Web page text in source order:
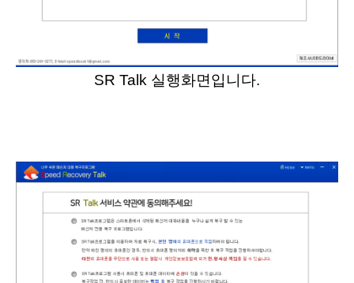
SR Talk 실행화면입니다.